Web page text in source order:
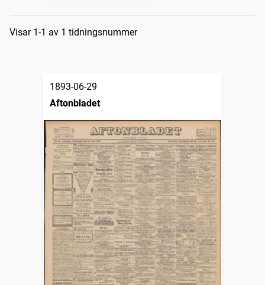
Sökresultat
Visar 1-1 av 1 tidningsnummer
1893-06-29
Aftonbladet